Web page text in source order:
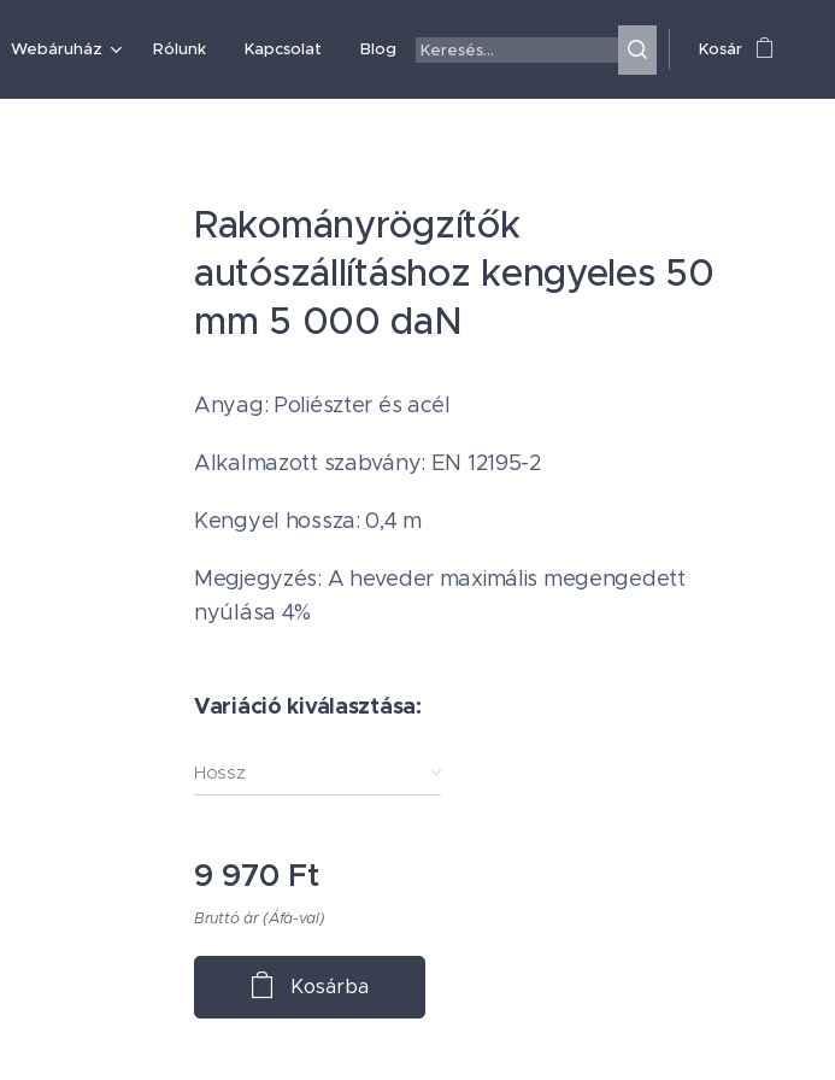
Webáruház Rólunk Kapcsolat Blog Kosár
Rakományrögzítők
autószállításhoz kengyeles 50
mm 5 000 daN
Anyag: Poliészter és acél
Alkalmazott szabvány: EN 12195-2
Kengyel hossza: 0,4 m
Megjegyzés: A heveder maximális megengedett
nyúlása 4%
Variáció kiválasztása:
Hossz
9 970 Ft
Bruttó ár (Áfá-val)
Kosárba